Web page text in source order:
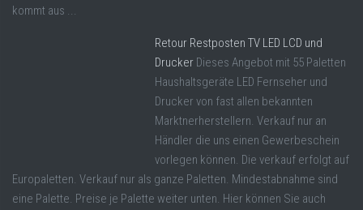
kommt aus ...
Retour Restposten TV LED LCD und
Drucker Dieses Angebot mit 55 Paletten
Haushaltsgeräte LED Fernseher und
Drucker von fast allen bekannten
Marktnerherstellern. Verkauf nur an
Händler die uns einen Gewerbeschein
vorlegen können. Die verkauf erfolgt auf
Europaletten. Verkauf nur als ganze Paletten. Mindestabnahme sind
eine Palette. Preise je Palette weiter unten. Hier können Sie auch